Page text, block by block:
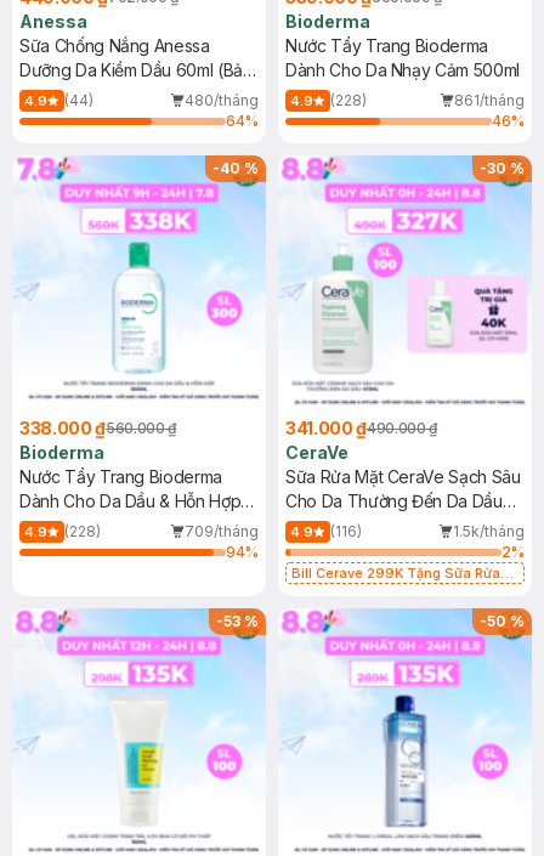
Anessa
Sữa Chống Nắng Anessa
Dưỡng Da Kiềm Dầu 60ml (Bản
Mới)
4.9 (44)
480/tháng
64%
Bioderma
Nước Tẩy Trang Bioderma
Dành Cho Da Nhạy Cảm 500ml
4.9 (228)
861/tháng
46%
-40%
338.000 ₫560.000 ₫
Bioderma
Nước Tẩy Trang Bioderma
Dành Cho Da Dầu & Hỗn Hợp
500ml
4.9 (228)
709/tháng
94%
-30%
341.000 ₫490.000 ₫
CeraVe
Sữa Rửa Mặt CeraVe Sạch Sâu
Cho Da Thường Đến Da Dầu
473ml
4.9 (116)
1.5k/tháng
2%
Bill Cerave 299K Tặng Sữa Rửa
-53% -50%